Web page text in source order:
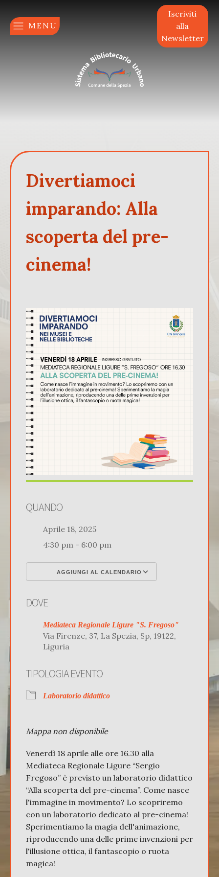
MENU
Iscriviti
alla
Newsletter
Divertiamoci
imparando: Alla
scoperta del pre-
cinema!
QUANDO
Aprile 18, 2025
4:30 pm - 6:00 pm
AGGIUNGI AL CALENDARIO
DOVE
Mediateca Regionale Ligure "S. Fregoso"
Via Firenze, 37, La Spezia, Sp, 19122,
Liguria
TIPOLOGIA EVENTO
Laboratorio didattico
Mappa non disponibile
Venerdì 18 aprile alle ore 16.30 alla
Mediateca Regionale Ligure “Sergio
Fregoso” è previsto un laboratorio didattico
“Alla scoperta del pre-cinema”. Come nasce
l'immagine in movimento? Lo scopriremo
con un laboratorio dedicato al pre-cinema!
Sperimentiamo la magia dell'animazione,
riproducendo una delle prime invenzioni per
l'illusione ottica, il fantascopio o ruota
magica!